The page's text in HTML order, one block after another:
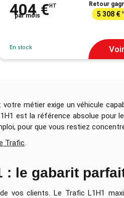
404 € HT
par mois
Retour
5 308 €
En stock Voir
métier exige un véhicule
est la référence absolue pour
pour que vous restiez
Trafic.
: le gabarit
vos clients. Le Trafic L1H1